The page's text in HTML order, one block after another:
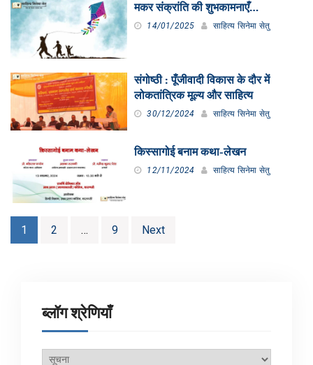
मकर संक्रांति की शुभकामनाएँ…
14/01/2025 साहित्य सिनेमा सेतु
संगोष्ठी : पूँजीवादी विकास के दौर में
लोकतांत्रिक मूल्य और साहित्य
30/12/2024 साहित्य सिनेमा सेतु
किस्सागोई बनाम कथा-लेखन
12/11/2024 साहित्य सिनेमा सेतु
Posts
1 2 … 9 Next
ब्लॉग श्रेणियाँ
ब्लॉग